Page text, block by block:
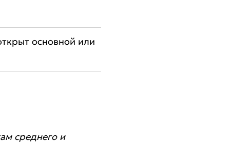
основной или
среднего и